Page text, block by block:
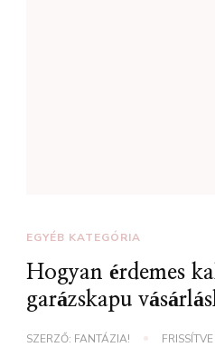
EGYÉB KATEGÓRIA
Hogyan érdemes
garázskapu
SZERZŐ: FANTÁZIA! FRISSÍTVE